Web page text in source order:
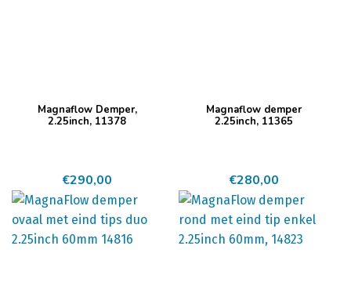
Magnaflow Demper,
2.25inch, 11378
€290,00
Magnaflow demper
2.25inch, 11365
€280,00